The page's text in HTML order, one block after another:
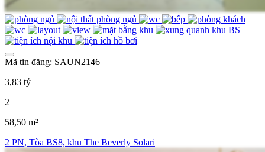
Mã tin đăng: SAUN2146
3,83 tỷ
2
58,50 m²
2 PN, Tòa BS8, khu The Beverly Solari